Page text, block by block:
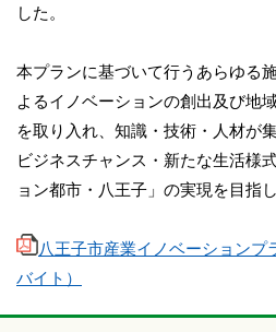
した。
本プランに基づいて行うあらゆる
よるイノベーションの創出及び地
を取り入れ、知識・技術・人材が
ビジネスチャンス・新たな生活様
ョン都市・八王子」の実現を目指
八王子市産業イノベーションプ
バイト）